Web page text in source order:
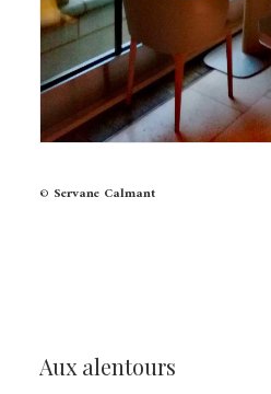
© Servane Calmant
Aux alentours